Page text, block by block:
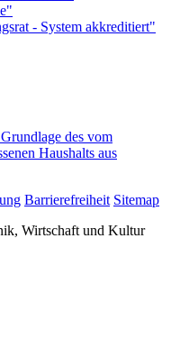
des vom
Haushalts aus
Barrierefreiheit Sitemap
Wirtschaft und Kultur